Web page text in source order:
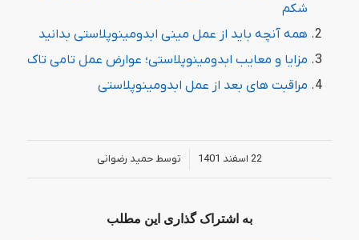
شکم
همه آنچه باید از عمل مینی ابدومینوپلاستی بدانید
مزایا و معایب ابدومینوپلاستی؛ عوارض عمل تامی تاک
مراقبت های بعد از عمل ابدومینوپلاستی
22 اسفند 1401 / توسط حمید رضوانی
به اشتراک گذاری این مطلب